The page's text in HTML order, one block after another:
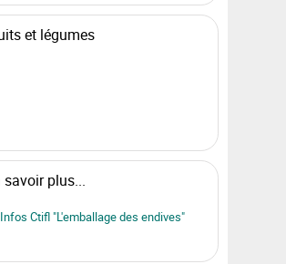
et légumes
savoir plus...
Ctifl "L'emballage des endives"